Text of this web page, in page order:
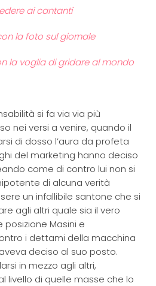
ai cantanti
la foto sul giornale
la voglia di gridare al mondo
si fa via via più
nei versi a venire, quando il
di dosso l’aura da profeta
del marketing hanno deciso
come di contro lui non si
di alcuna verità
un infallibile santone che si
agli altri quale sia il vero
Masini e
i dettami della macchina
deciso al suo posto.
in mezzo agli altri,
livello di quelle masse che lo